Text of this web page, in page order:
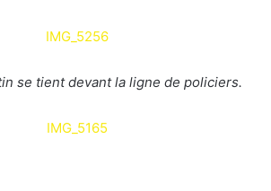
se tient devant la ligne de policiers.